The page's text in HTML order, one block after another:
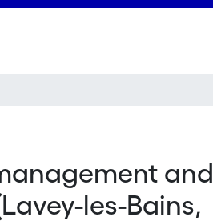
and
les-Bains,